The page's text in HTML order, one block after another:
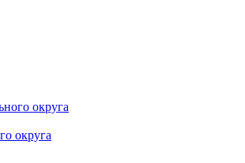
округа
округа